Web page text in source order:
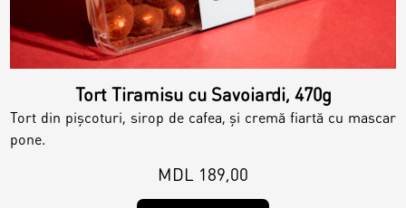
Tort Tiramisu cu Savoiardi, 470g
Tort din pișcoturi, sirop de cafea, și cremă fiartă cu mascar
pone.
MDL 189,00